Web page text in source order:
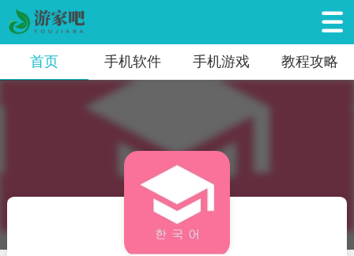
首页 手机软件 手机游戏 教程攻略